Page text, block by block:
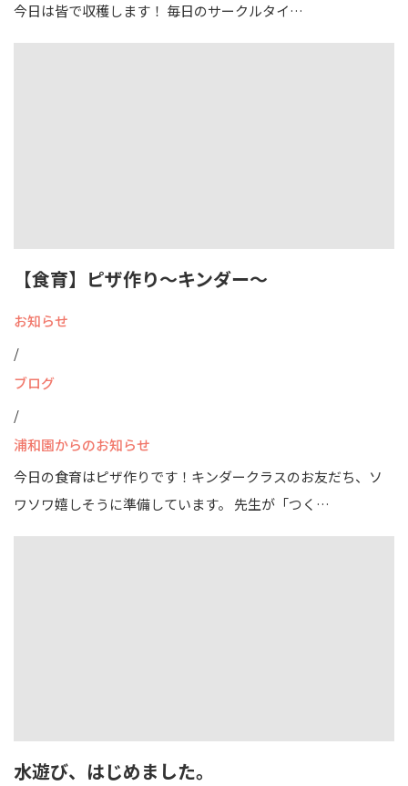
今日は皆で収穫します！ 毎日のサークルタイ…
【食育】ピザ作り～キンダー～
お知らせ
/
ブログ
/
浦和園からのお知らせ
今日の食育はピザ作りです！キンダークラスのお友だち、ソ
ワソワ嬉しそうに準備しています。 先生が「つく…
水遊び、はじめました。